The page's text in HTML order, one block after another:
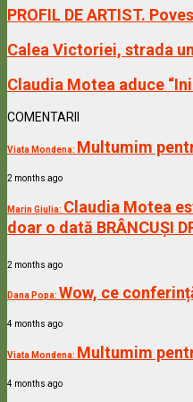
PROFIL DE ARTIST.
Calea Victoriei, strada
Claudia Motea aduce
COMENTARII
Viata Mondena: Multumim
2 months ago
Marin Giulia: Claudia Motea
doar o dată BRÂNCUȘI
2 months ago
Dana Popa: Wow, ce
4 months ago
Viata Mondena: Multumim
4 months ago